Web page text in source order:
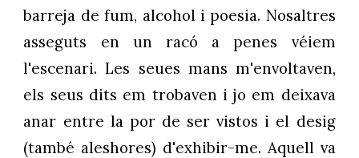
barreja de fum, alcohol i poesia. Nosaltres
asseguts en un racó a penes véiem
l'escenari. Les seues mans m'envoltaven,
els seus dits em trobaven i jo em deixava
anar entre la por de ser vistos i el desig
(també aleshores) d'exhibir-me. Aquell va